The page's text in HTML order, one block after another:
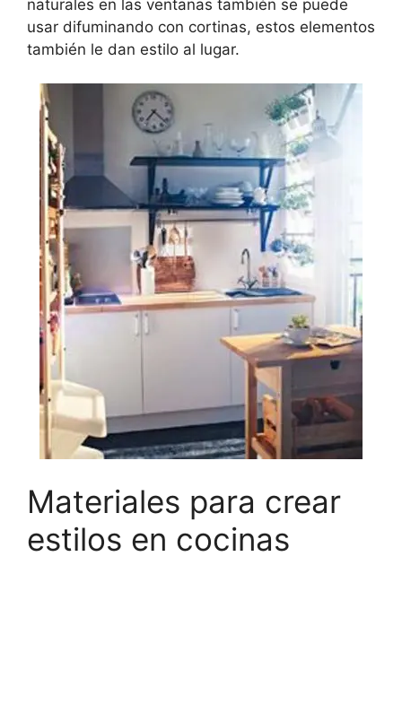
naturales en las ventanas también se puede
usar difuminando con cortinas, estos elementos
también le dan estilo al lugar.
Materiales para crear
estilos en cocinas